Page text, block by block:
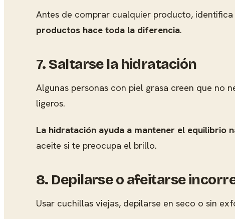
Antes de comprar cualquier producto,
productos hace toda la diferencia.
7. Saltarse la hidratación
Algunas personas con piel grasa creen que no
ligeros.
La hidratación ayuda a mantener el equilibrio
aceite si te preocupa el brillo.
8. Depilarse o afeitarse
Usar cuchillas viejas, depilarse en seco o sin